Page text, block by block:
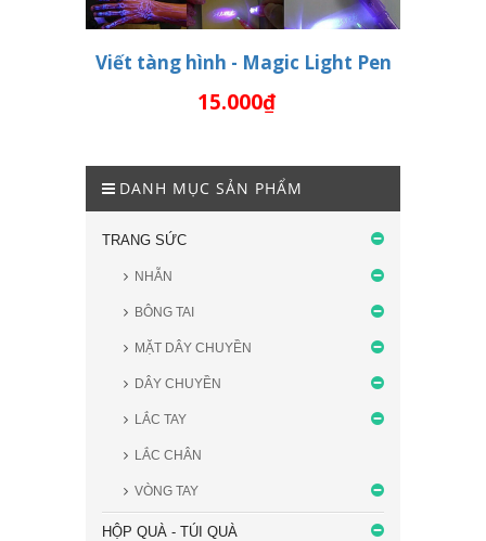
THÊM VÀO GIỎ HÀNG
Viết tàng hình - Magic Light Pen
15.000₫
DANH MỤC SẢN PHẨM
TRANG SỨC
NHẪN
BÔNG TAI
MẶT DÂY CHUYỀN
DÂY CHUYỀN
LẮC TAY
LẮC CHÂN
VÒNG TAY
HỘP QUÀ - TÚI QUÀ